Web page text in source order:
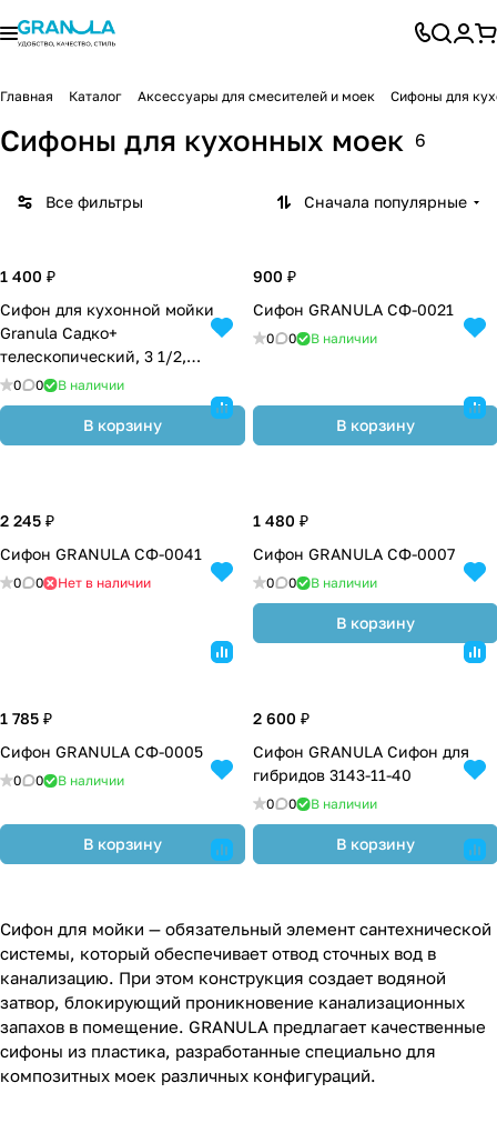
Главная Каталог Аксессуары для смесителей и моек Сифоны для
Сифоны для кухонных моек 6
Все фильтры Сначала популярные
1 400 ₽
Сифон для кухонной мойки
Granula Садко+
телескопический, 3 1/2,
прямоугольный перелив
(СФ-0044/СН 558-25)
0 0 В наличии
В корзину
900 ₽
Сифон GRANULA СФ-0021
0 0 В наличии
В корзину
2 245 ₽
Сифон GRANULA СФ-0041
0 0 Нет в наличии
1 480 ₽
Сифон GRANULA СФ-0007
0 0 В наличии
В корзину
1 785 ₽
Сифон GRANULA СФ-0005
0 0 В наличии
В корзину
2 600 ₽
Сифон GRANULA Сифон для
гибридов 3143-11-40
0 0 В наличии
В корзину
Сифон для мойки — обязательный элемент сантехнической
системы, который обеспечивает отвод сточных вод в
канализацию. При этом конструкция создает водяной
затвор, блокирующий проникновение канализационных
запахов в помещение. GRANULA предлагает качественные
сифоны из пластика, разработанные специально для
композитных моек различных конфигураций.